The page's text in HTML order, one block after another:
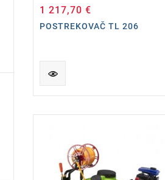
1 217,70 €
POSTREKOVAČ TL 206